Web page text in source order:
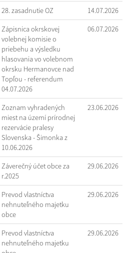
28. zasadnutie OZ 14.07.2026
Zápisnica okrskovej
volebnej komisie o
priebehu a výsledku
hlasovania vo volebnom
okrsku Hermanovce nad
Topľou - referendum
04.07.2026
06.07.2026
Zoznam vyhradených
miest na území prírodnej
rezervácie pralesy
Slovenska - Šimonka z
10.06.2026
23.06.2026
Záverečný účet obce za
r.2025
29.06.2026
Prevod vlastníctva
nehnuteľného majetku
obce
29.06.2026
Prevod vlastníctva
nehnuteľného majetku
29.06.2026